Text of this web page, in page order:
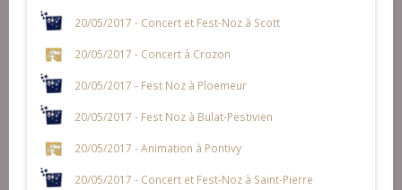
20/05/2017 - Concert et Fest-Noz à Scott
20/05/2017 - Concert à Crozon
20/05/2017 - Fest Noz à Ploemeur
20/05/2017 - Fest Noz à Bulat-Pestivien
20/05/2017 - Animation à Pontivy
20/05/2017 - Concert et Fest-Noz à Saint-Pierre